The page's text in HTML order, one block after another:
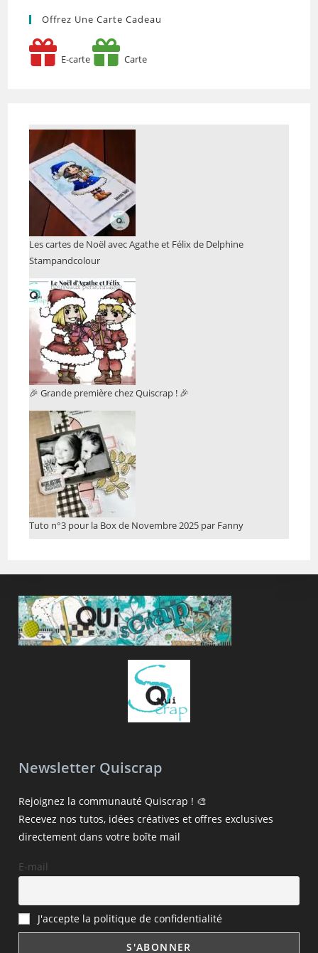
Offrez Une Carte Cadeau
E-carte Carte
Les cartes de Noël avec Agathe et Félix de Delphine
Stampandcolour
🎉 Grande première chez Quiscrap ! 🎉
Tuto n°3 pour la Box de Novembre 2025 par Fanny
Newsletter Quiscrap
Rejoignez la communauté Quiscrap ! 🎨
Recevez nos tutos, idées créatives et offres exclusives
directement dans votre boîte mail
E-mail
J'accepte la politique de confidentialité